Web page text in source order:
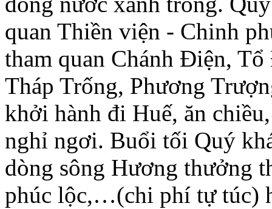
quan Thiền viện - Chinh
tham quan Chánh Điện,
Tháp Trống, Phương
khởi hành đi Huế, ăn
nghỉ ngơi. Buổi tối Quý
dòng sông Hương thưởng
phúc lộc,…(chi phí tự túc)